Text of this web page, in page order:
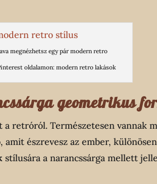
megnézhetsz egy pár modern retro
oldalamon: modern retro lakások
geometrikus
retróról. Természetesen vannak
észrevesz az ember,
stílusára a narancssárga mellett